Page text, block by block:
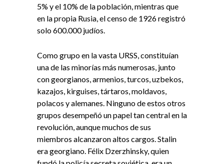
5% y el 10% de la población, mientras que
en la propia Rusia, el censo de 1926 registró
solo 600.000 judíos.
Como grupo en la vasta URSS, constituían
una de las minorías más numerosas, junto
con georgianos, armenios, turcos, uzbekos,
kazajos, kirguises, tártaros, moldavos,
polacos y alemanes. Ninguno de estos otros
grupos desempeñó un papel tan central en la
revolución, aunque muchos de sus
miembros alcanzaron altos cargos. Stalin
era georgiano. Félix Dzerzhinsky, quien